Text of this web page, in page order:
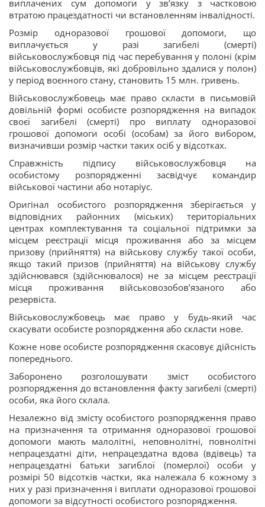
виплачених сум допомоги у зв’язку з частковою
втратою працездатності чи встановленням інвалідності.
Розмір одноразової грошової допомоги, що
виплачується у разі загибелі (смерті)
військовослужбовця під час перебування у полоні (крім
військовослужбовців, які добровільно здалися у полон)
у період воєнного стану, становить 15 млн. гривень.
Військовослужбовець має право скласти в письмовій
довільній формі особисте розпорядження на випадок
своєї загибелі (смерті) про виплату одноразової
грошової допомоги особі (особам) за його вибором,
визначивши розмір частки таких осіб у відсотках.
Справжність підпису військовослужбовця на
особистому розпорядженні засвідчує командир
військової частини або нотаріус.
Оригінал особистого розпорядження зберігається у
відповідних районних (міських) територіальних
центрах комплектування та соціальної підтримки за
місцем реєстрації місця проживання або за місцем
призову (прийняття) на військову службу такої особи,
якщо такий призов (прийняття) на військову службу
здійснювався (здійснювалося) не за місцем реєстрації
місця проживання військовозобов’язаного або
резервіста.
Військовослужбовець має право у будь-який час
скасувати особисте розпорядження або скласти нове.
Кожне нове особисте розпорядження скасовує дійсність
попереднього.
Заборонено розголошувати зміст особистого
розпорядження до встановлення факту загибелі (смерті)
особи, яка його склала.
Незалежно від змісту особистого розпорядження право
на призначення та отримання одноразової грошової
допомоги мають малолітні, неповнолітні, повнолітні
непрацездатні діти, непрацездатна вдова (вдівець) та
непрацездатні батьки загиблої (померлої) особи у
розмірі 50 відсотків частки, яка належала б кожному з
них у разі призначення і виплати одноразової грошової
допомоги за відсутності особистого розпорядження.